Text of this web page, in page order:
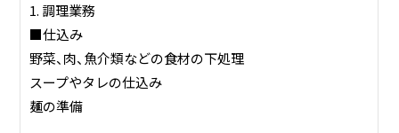
1. 調理業務
■仕込み
野菜、肉、魚介類などの食材の下処理
スープやタレの仕込み
麺の準備